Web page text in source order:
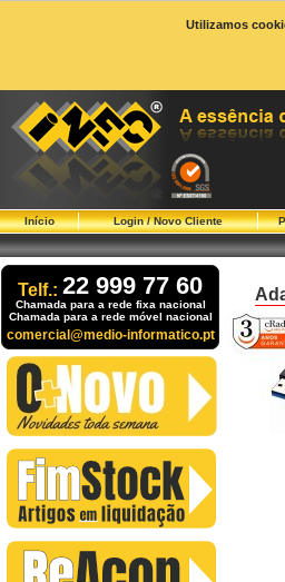
Utilizamos
Início Login / Novo Cliente
Telf.: 22 999 77 60
Chamada para a rede fixa nacional
Chamada para a rede móvel nacional
comercial@medio-informatico.pt